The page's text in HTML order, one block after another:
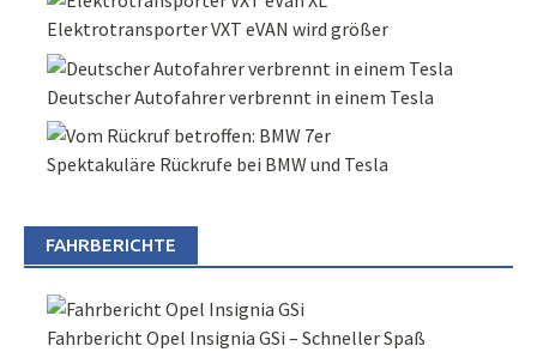
Elektrotransporter VXT eVAN wird größer
Deutscher Autofahrer verbrennt in einem Tesla
Spektakuläre Rückrufe bei BMW und Tesla
FAHRBERICHTE
Fahrbericht Opel Insignia GSi – Schneller Spaß